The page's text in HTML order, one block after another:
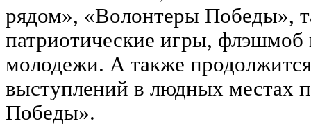
рядом», «Волонтеры Победы»,
патриотические игры, флэшмоб
молодежи. А также
выступлений в людных местах
Победы».